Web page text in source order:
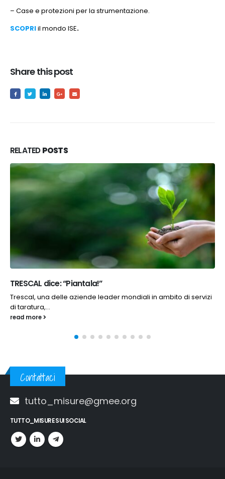
– Case e protezioni per la strumentazione.
SCOPRIil mondo ISE.
Share this post
RELATEDPOSTS
Calibratore portatile per sensori meccanici
L’indicatore digitale portatile multifunzione TRANS CAL 7281
burster può essere utilizzato laddove...
read more
Contattaci
tutto_misure@gmee.org
TUTTO_MISURE SUI SOCIAL